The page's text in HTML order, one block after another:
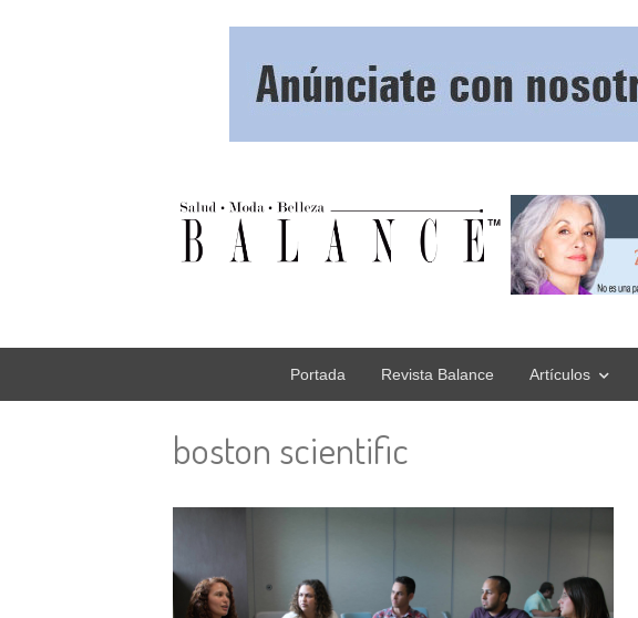
Portada Revista Balance Artículos
boston scientific